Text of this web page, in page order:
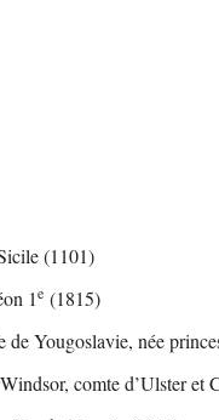
(1101)
1e (1815)
Yougoslavie, née
comte d’Ulster et